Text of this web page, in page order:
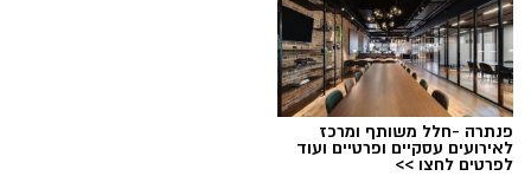
פנתרה -חלל משותף ומרכז
לאירועים עסקיים ופרטיים ועוד
לפרטים לחצו >>